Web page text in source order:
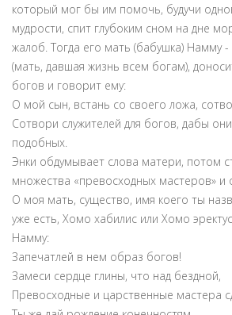
который мог бы им помочь, будучи
мудрости, спит глубоким сном на дне
жалоб. Тогда его мать (бабушка) Намму
(мать, давшая жизнь всем богам),
богов и говорит ему:
О мой сын, встань со своего ложа,
Сотвори служителей для богов, дабы
подобных.
Энки обдумывает слова матери, потом
множества «превосходных мастеров» и
О моя мать, существо, имя коего ты
уже есть, Хомо хабилис или Хомо
Намму:
Запечатлей в нем образ богов!
Замеси сердце глины, что над бездной,
Превосходные и царственные мастера